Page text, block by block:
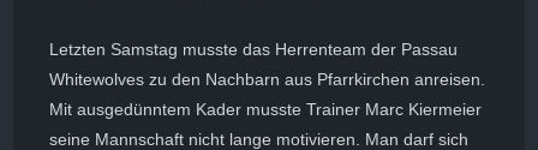
Letzten Samstag musste das Herrenteam der Passau
Whitewolves zu den Nachbarn aus Pfarrkirchen anreisen.
Mit ausgedünntem Kader musste Trainer Marc Kiermeier
seine Mannschaft nicht lange motivieren. Man darf sich